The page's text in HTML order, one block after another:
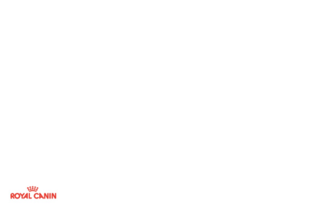
NAZWA
PRODUCENTA: